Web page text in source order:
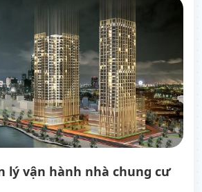
lý vận hành nhà chung cư